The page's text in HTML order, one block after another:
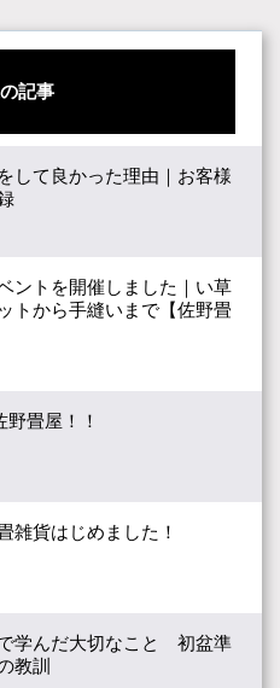
記事
して良かった理由｜お客様
ントを開催しました｜い草
トから手縫いまで【佐野畳
野畳屋！！
雑貨はじめました！
学んだ大切なこと 初盆準
教訓